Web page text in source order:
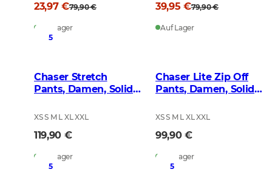
23,97 €79,90 €
Auf Lager
39,95 €79,90 €
Auf Lager
5
Chaser Stretch
Pants, Damen, Solid
XS S M L XL XXL
119,90 €
Auf Lager
Chaser Lite Zip Off
Pants, Damen, Solid
XS S M L XL XXL
99,90 €
Auf Lager
5
5